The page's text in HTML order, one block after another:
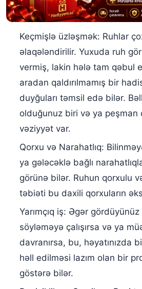
Keçmişlə üzləşmək: Ruhlar
əlaqələndirilir. Yuxuda ruh
vermiş, lakin hələ tam qəbul
aradan qaldırılmamış bir
duyğuları təmsil edə bilər.
olduğunuz biri və ya peşman
vəziyyət var.
Qorxu və Narahatlıq:
ya gələcəklə bağlı
görünə bilər. Ruhun qorxulu
təbiəti bu daxili qorxuların
Yarımçıq iş: Əgər
söyləməyə çalışırsa və ya
davranırsa, bu, həyatınızda
həll edilməsi lazım olan bir
göstərə bilər.